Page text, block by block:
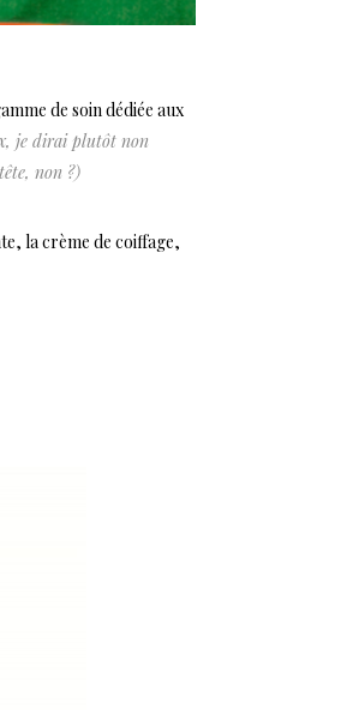
de soin dédiée aux
je dirai plutôt non
non ?)
la crème de coiffage,